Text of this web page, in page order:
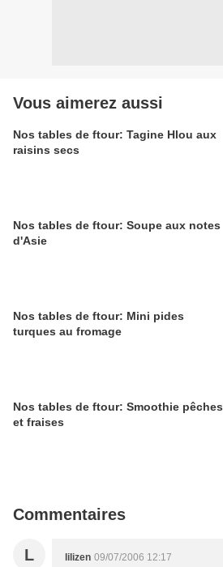
Vous aimerez aussi
Nos tables de ftour: Tagine Hlou aux
raisins secs
Nos tables de ftour: Soupe aux notes
d'Asie
Nos tables de ftour: Mini pides
turques au fromage
Nos tables de ftour: Smoothie pêches
et fraises
Commentaires
L lilizen 09/07/2006 12:17